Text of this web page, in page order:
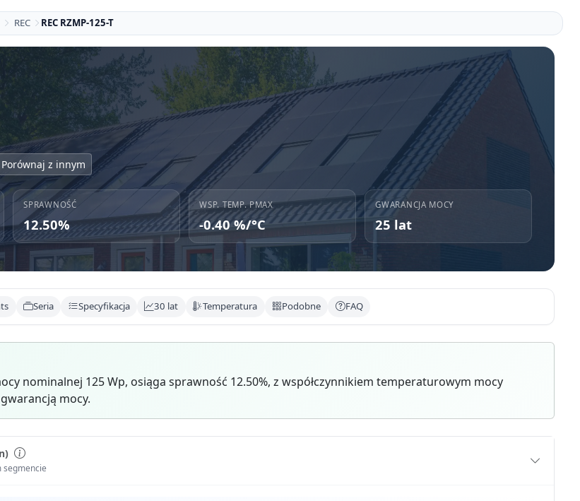
REC REC RZMP-125-T
Porównaj z innym
SPRAWNOŚĆ
12.50%
WSP. TEMP. PMAX
-0.40 %/°C
GWARANCJA MOCY
25 lat
Seria Specyfikacja 30 lat Temperatura Podobne FAQ
nominalnej 125 Wp, osiąga sprawność 12.50%, z współczynnikiem temperaturowym mocy
mocy.
segmencie